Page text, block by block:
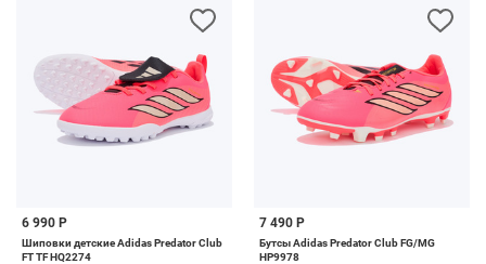
6 990 Р
Шиповки детские Adidas Predator Club
FT TF HQ2274
7 490 Р
Бутсы Adidas Predator Club FG/MG
HP9978